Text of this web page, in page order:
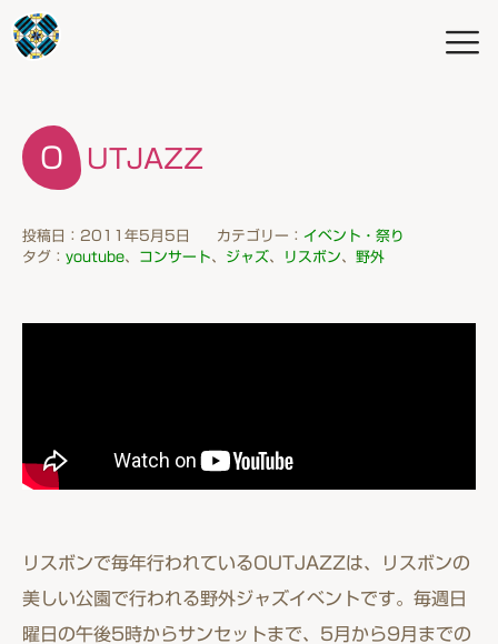
OUTJAZZ
投稿日：2011年5月5日 カテゴリー： イベント・祭り
タグ： youtube、 コンサート、 ジャズ、 リスボン、 野外
リスボンで毎年行われているOUTJAZZは、リスボンの
美しい公園で行われる野外ジャズイベントです。毎週日
曜日の午後5時からサンセットまで、5月から9月までの